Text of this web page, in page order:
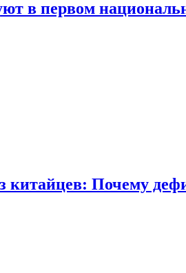
в первом
китайцев: Почему